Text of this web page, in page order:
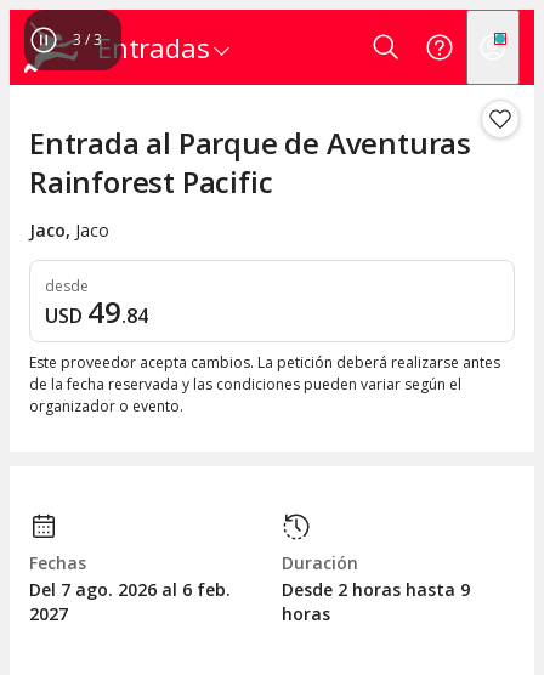
Entradas
3 /3
Entrada al Parque de Aventuras
Rainforest Pacific
Jaco, Jaco
desde
USD 49.84
Este proveedor acepta cambios. La petición deberá realizarse antes
de la fecha reservada y las condiciones pueden variar según el
organizador o evento.
Fechas
Del 7 ago. 2026 al 6 feb.
2027
Duración
Desde 2 horas hasta 9
horas